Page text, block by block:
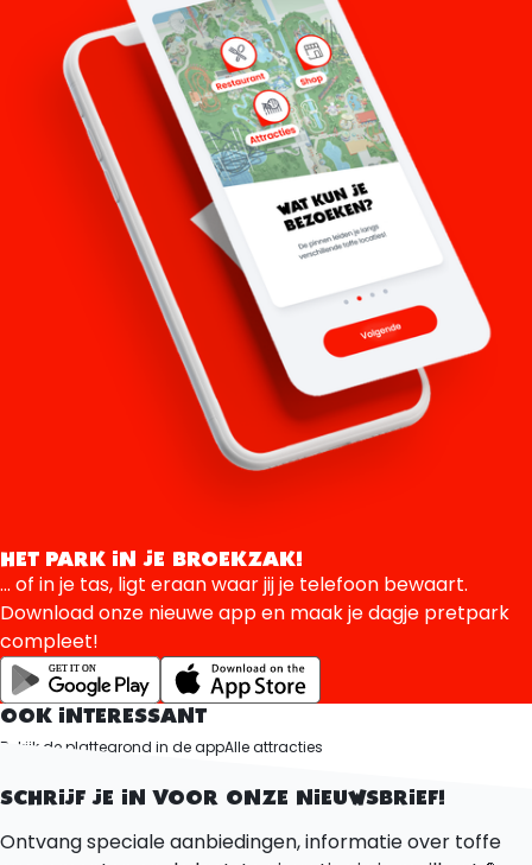
HET PARK IN JE BROEKZAK!
... of in je tas, ligt eraan waar jij je telefoon bewaart.
Download onze nieuwe app en maak je dagje pretpark
compleet!
OOK INTERESSANT
Bekijk de plattegrond in de appAlle attracties
SCHRIJF JE IN VOOR ONZE NIEUWSBRIEF!
Ontvang speciale aanbiedingen, informatie over toffe